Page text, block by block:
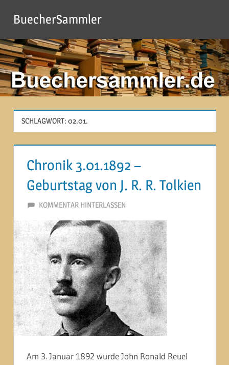
Inhalt
springen
BuecherSammler
SCHLAGWORT: 02.01.
Chronik 3.01.1892 –
Geburtstag von J. R. R. Tolkien
3. JANUAR 2015
MARTINA BERG
KOMMENTAR HINTERLASSEN
Am 3. Januar 1892 wurde John Ronald Reuel